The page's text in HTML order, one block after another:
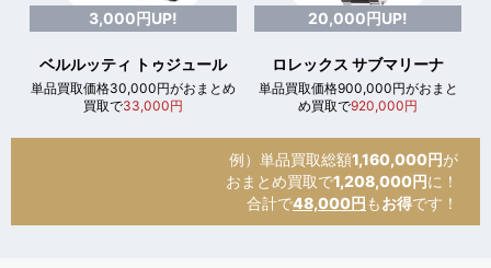
3,000円UP!
ベルルッティ トゥジュール
単品買取価格30,000円がおまとめ
買取で33,000円
20,000円UP!
ロレックス サブマリーナ
単品買取価格900,000円がおまと
め買取で920,000円
例）単品買取総額1,160,000円が
おまとめ買取で1,208,000円に！
合計で48,000円 もお得です！